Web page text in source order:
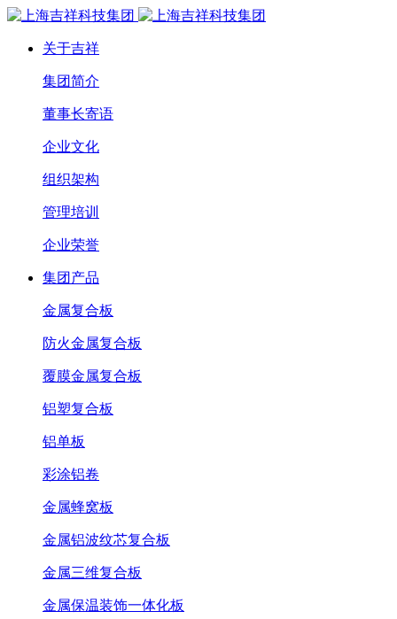
关于吉祥
集团简介
董事长寄语
企业文化
组织架构
管理培训
企业荣誉
集团产品
金属复合板
防火金属复合板
覆膜金属复合板
铝塑复合板
铝单板
彩涂铝卷
金属蜂窝板
金属铝波纹芯复合板
金属三维复合板
金属保温装饰一体化板